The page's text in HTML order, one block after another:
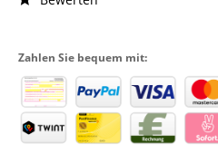
Zahlen Sie bequem mit: